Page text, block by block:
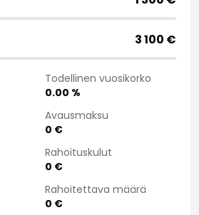
3 100 €
Todellinen vuosikorko
0.00 %
Avausmaksu
0 €
Rahoituskulut
0 €
Rahoitettava määrä
0 €